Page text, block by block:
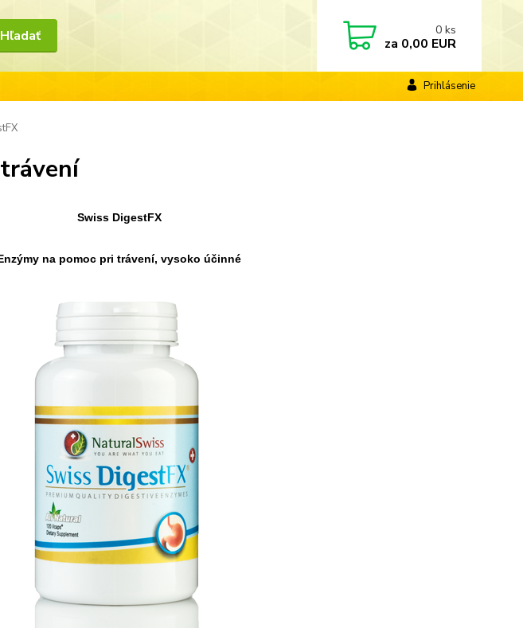
Prihlásenie
Hľadať 0 ks
za 0,00 EUR
Swiss DigestFX
na pomoc pri trávení, vysoko účinné